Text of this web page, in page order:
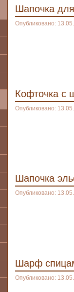
Шапочка
Опубликовано:
Кофточка с
Опубликовано:
Шапочка
Опубликовано:
Шарф
Опубликовано: